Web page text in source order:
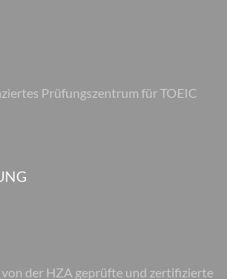
Prüfungszentrum für TOEIC
der HZA geprüfte und zertifizierte